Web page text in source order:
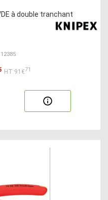
à double tranchant
HT:91€71